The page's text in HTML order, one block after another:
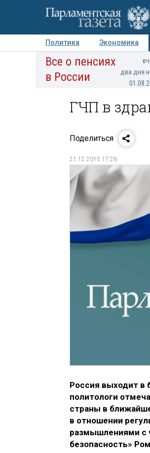
Политика Экономика
Авторы Персоны
Все о пенсиях
в России
два дня
ГЧП в
Поделиться
21.12.2015 17:26
Россия выходит в
политологи
страны в
в отношении
размышлениями с
безопасность»